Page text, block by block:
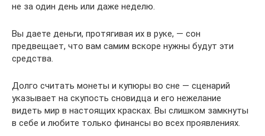
не за один день или даже неделю.
Вы даете деньги, протягивая их в руке, — сон
предвещает, что вам самим вскоре нужны будут эти
средства.
Долго считать монеты и купюры во сне — сценарий
указывает на скупость сновидца и его нежелание
видеть мир в настоящих красках. Вы слишком замкнуты
в себе и любите только финансы во всех проявлениях.